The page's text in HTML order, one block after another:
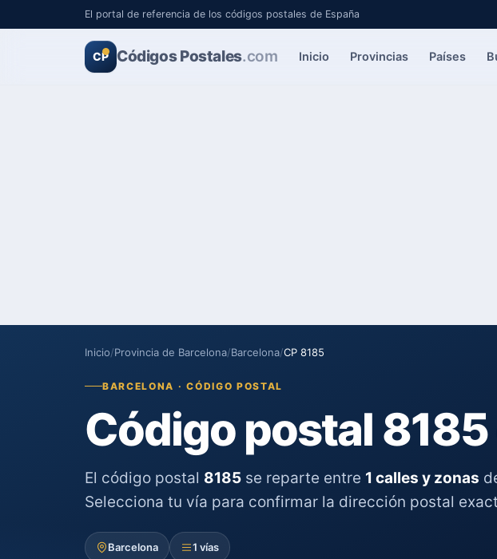
El portal de referencia de los códigos postales de España
CP Códigos Postales.com Inicio Provincias Países
Inicio/Provincia de Barcelona/Barcelona/CP 8185
BARCELONA · CÓDIGO POSTAL
Código postal
El código postal 8185 se reparte entre 1 calles y zonas
Selecciona tu vía para confirmar la dirección postal
Barcelona 1 vías